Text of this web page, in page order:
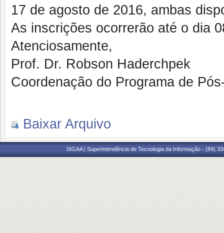
17 de agosto de 2016, ambas
As inscrições ocorrerão até o dia
Atenciosamente,
Prof. Dr. Robson Haderchpek
Coordenação do Programa de
Baixar Arquivo
SIGAA | Superintendência de Tecnologia da Informação - (84)